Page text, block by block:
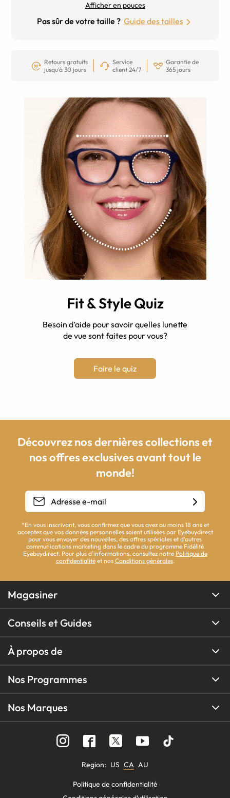
Afficher en pouces
Pas sûr de votre taille ? Guide des tailles
Retours gratuits
jusqu’à 30 jours
Service
client 24/7
Garantie de
365 jours
Fit & Style Quiz
Besoin d’aide pour savoir quelles lunette
de vue sont faites pour vous?
Faire le quiz
Découvrez nos dernières collections et
nos offres exclusives avant tout le
monde!
*En vous inscrivant, vous confirmez que vous avez au moins 18 ans et
acceptez que vos données personnelles soient utilisées par Eyebuydirect
pour vous envoyer des nouvelles, des offres spéciales et d'autres
communications marketing dans le cadre du programme Fidélité
Eyebuydirect. Pour plus d'informations, consultez notre Politique de
confidentialitéet nos Conditions générales.
Magasiner
Conseils et Guides
À propos de
Nos Programmes
Nos Marques
Region: US CA AU
Politique de confidentialité